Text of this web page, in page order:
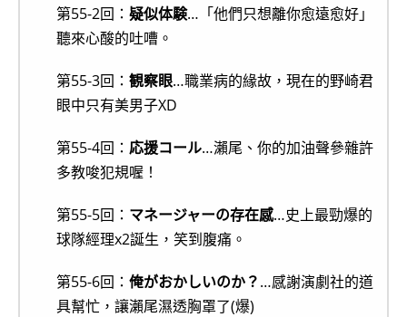
第55-2回： 疑似体験…「他們只想離你愈遠愈好」
聽來心酸的吐嘈。
第55-3回： 観察眼…職業病的緣故，現在的野崎君
眼中只有美男子XD
第55-4回： 応援コール…瀨尾、你的加油聲參雜許
多教唆犯規喔！
第55-5回： マネージャーの存在感…史上最勁爆的
球隊經理x2誕生，笑到腹痛。
第55-6回： 俺がおかしいのか？…感謝演劇社的道
具幫忙，讓瀨尾濕透胸罩了(爆)